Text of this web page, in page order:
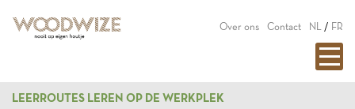
Over ons Contact NL / FR
LEERROUTES LEREN OP DE WERKPLEK